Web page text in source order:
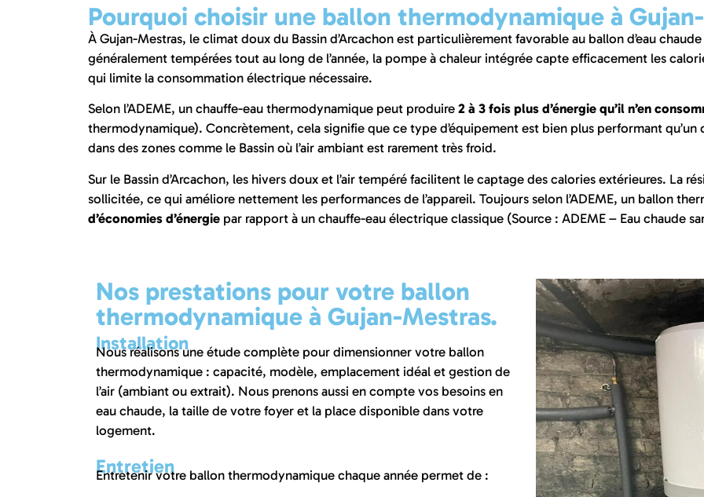
Pourquoi choisir une ballon thermodynamique à
À Gujan-Mestras, le climat doux du Bassin d’Arcachon est particulièrement favorable au ballon d’eau
généralement tempérées tout au long de l’année, la pompe à chaleur intégrée capte efficacement les
qui limite la consommation électrique nécessaire.
Selon l’ADEME, un chauffe-eau thermodynamique peut produire 2 à 3 fois plus d’énergie qu’il n’en
thermodynamique). Concrètement, cela signifie que ce type d’équipement est bien plus performant
dans des zones comme le Bassin où l’air ambiant est rarement très froid.
Sur le Bassin d’Arcachon, les hivers doux et l’air tempéré facilitent le captage des calories extérieures. La
sollicitée, ce qui améliore nettement les performances de l’appareil. Toujours selon l’ADEME, un ballon
d’économies d’énergie par rapport à un chauffe-eau électrique classique (Source : ADEME – Eau chaude
Nos prestations pour votre ballon
thermodynamique à Gujan-Mestras.
Installation
Nous réalisons une étude complète pour dimensionner votre ballon
thermodynamique : capacité, modèle, emplacement idéal et gestion de
l’air (ambiant ou extrait). Nous prenons aussi en compte vos besoins en
eau chaude, la taille de votre foyer et la place disponible dans votre
logement.
Entretien
Entretenir votre ballon thermodynamique chaque année permet de :